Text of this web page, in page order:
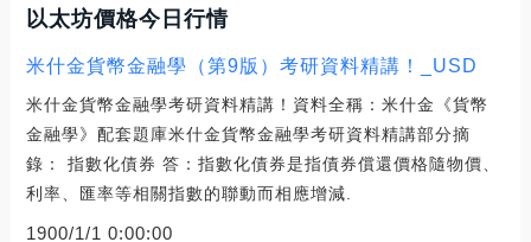
以太坊價格今日行情
米什金貨幣金融學（第9版）考研資料精講！_USD
米什金貨幣金融學考研資料精講！資料全稱：米什金《貨幣
金融學》配套題庫米什金貨幣金融學考研資料精講部分摘
錄： 指數化債券 答：指數化債券是指債券償還價格隨物價、
利率、匯率等相關指數的聯動而相應增減.
1900/1/1 0:00:00